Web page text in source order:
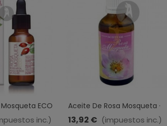
ECO
inc.)
Aceite De Rosa Mosqueta ·
JellyBell · 50 Ml
13,92 € (impuestos inc.)